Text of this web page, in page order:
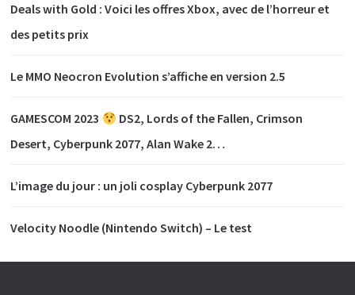
Deals with Gold : Voici les offres Xbox, avec de l’horreur et
des petits prix
Le MMO Neocron Evolution s’affiche en version 2.5
GAMESCOM 2023
DS2, Lords of the Fallen, Crimson
Desert, Cyberpunk 2077, Alan Wake 2…
L’image du jour : un joli cosplay Cyberpunk 2077
Velocity Noodle (Nintendo Switch) – Le test